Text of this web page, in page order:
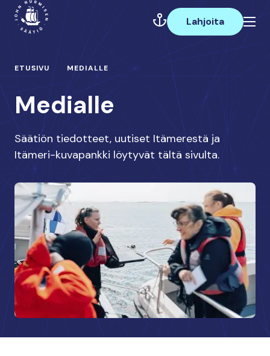
Hyppää
sisältöön
Päävalikko
Lahjoita
ETUSIVU MEDIALLE
Medialle
Säätiön tiedotteet, uutiset Itämerestä ja
Itämeri-kuvapankki löytyvät tältä sivulta.